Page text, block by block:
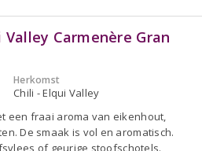
Carmenère Gran
Herkomst
Chili - Elqui Valley
een fraai aroma van eikenhout,
De smaak is vol en aromatisch.
of geurige stoofschotels.